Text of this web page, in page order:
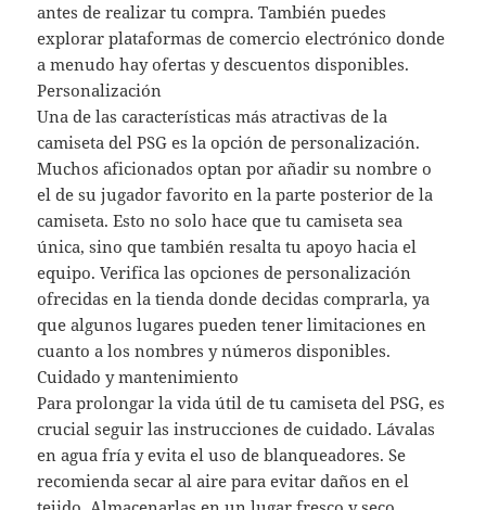
antes de realizar tu compra. También puedes
explorar plataformas de comercio electrónico donde
a menudo hay ofertas y descuentos disponibles.
Personalización
Una de las características más atractivas de la
camiseta del PSG es la opción de personalización.
Muchos aficionados optan por añadir su nombre o
el de su jugador favorito en la parte posterior de la
camiseta. Esto no solo hace que tu camiseta sea
única, sino que también resalta tu apoyo hacia el
equipo. Verifica las opciones de personalización
ofrecidas en la tienda donde decidas comprarla, ya
que algunos lugares pueden tener limitaciones en
cuanto a los nombres y números disponibles.
Cuidado y mantenimiento
Para prolongar la vida útil de tu camiseta del PSG, es
crucial seguir las instrucciones de cuidado. Lávalas
en agua fría y evita el uso de blanqueadores. Se
recomienda secar al aire para evitar daños en el